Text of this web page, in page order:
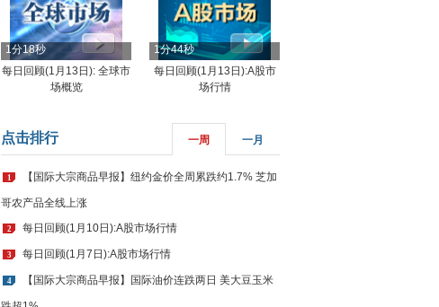
1分18秒
每日回顾(1月13日): 全球市
场概览
1分44秒
每日回顾(1月13日):A股市
场行情
点击排行 一周 一月
1 【国际大宗商品早报】纽约金价全周累跌约1.7% 芝加
哥农产品全线上涨
2 每日回顾(1月10日):A股市场行情
3 每日回顾(1月7日):A股市场行情
4 【国际大宗商品早报】国际油价连跌两日 美大豆玉米